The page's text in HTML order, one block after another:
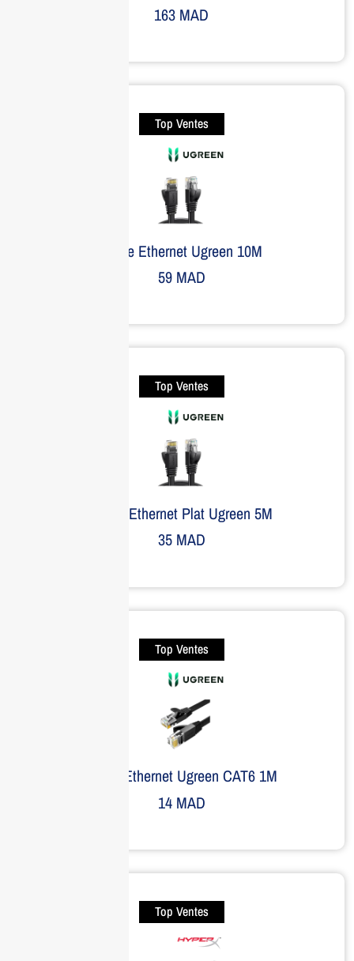
163 MAD
Top Ventes
Câble Ethernet Ugreen 10M
59MAD
Top Ventes
Câble Ethernet Plat Ugreen 5M
35MAD
Top Ventes
Câble Ethernet Ugreen CAT6 1M
14MAD
Top Ventes